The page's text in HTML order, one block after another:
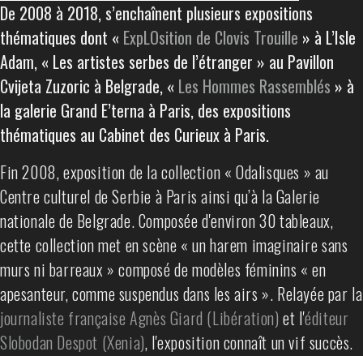
De 2008 à 2018, s’enchaînent plusieurs expositions
thématiques dont « ExpLOsition de Clovis Trouille » à L’Isle
Adam, « Les artistes serbes de l’étranger » au Pavillon
Cvijeta Zuzoric à Belgrade, « Les Hommes Rassemblés » à
la galerie Grand E’terna à Paris, des expositions
thématiques au Cabinet des Curieux à Paris.
Fin 2008, exposition de la collection « Odalisques » au
Centre culturel de Serbie à Paris ainsi qu’à la Galerie
nationale de Belgrade. Composée d'environ 30 tableaux,
cette collection met en scène « un harem imaginaire sans
murs ni barreaux » composé de modèles féminins « en
apesanteur, comme suspendus dans les airs ». Relayée par la
journaliste française Agnès Giard (Libération) et l'éditeur
Slobodan Despot (Xenia), l'exposition connaît un vif succès.